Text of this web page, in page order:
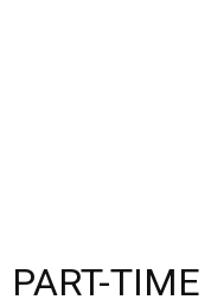
PART-